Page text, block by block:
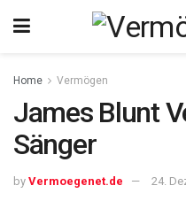
Home Vermögen
James Blunt
Sänger
by Vermoegenet.de 24.